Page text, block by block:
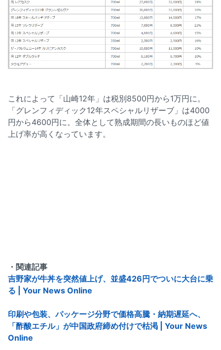
これによって「山崎12年」は税別8500円から1万円に。
「グレンフィディック12年スペシャルリザーブ」は4000
円から4600円に。全体として熟成期間の長いものほど値
上げ率が高くなっています。
・関連記事
吉野家が牛丼を突然値上げ、並盛426円でついに大台に乗
る | Your News Online
印刷や包装、パッケージ分野で価格高騰・納期遅延へ、
「酢酸エチル」が中国政府締め付けで枯渇 | Your News
Online